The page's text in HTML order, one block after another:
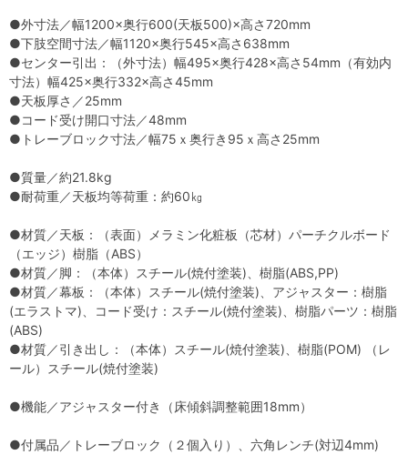
●外寸法／幅1200×奥行600(天板500)×高さ720mm
●下肢空間寸法／幅1120×奥行545×高さ638mm
●センター引出：（外寸法）幅495×奥行428×高さ54mm（有効内
寸法）幅425×奥行332×高さ45mm
●天板厚さ／25mm
●コード受け開口寸法／48mm
●トレーブロック寸法／幅75ｘ奥行き95ｘ高さ25mm
●質量／約21.8kg
●耐荷重／天板均等荷重：約60㎏
●材質／天板：（表面）メラミン化粧板（芯材）パーチクルボード
（エッジ）樹脂（ABS）
●材質／脚：（本体）スチール(焼付塗装)、樹脂(ABS,PP)
●材質／幕板：（本体）スチール(焼付塗装)、アジャスター：樹脂
(エラストマ)、コード受け：スチール(焼付塗装)、樹脂パーツ：樹脂
(ABS)
●材質／引き出し：（本体）スチール(焼付塗装)、樹脂(POM) （レ
ール）スチール(焼付塗装)
●機能／アジャスター付き（床傾斜調整範囲18mm）
●付属品／トレーブロック（２個入り）、六角レンチ(対辺4mm)